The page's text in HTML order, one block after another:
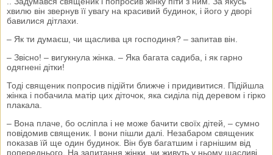
хвилю він звернув її увагу на красивий будинок, і його у дворі
бавилися дітлахи.
– Як ти думаєш, чи щаслива ця господиня? – запитав він.
– Звісно! – вигукнула жінка. – Яка багата садиба, і як гарно
одягнені дітки!
Тоді священик попросив підійти ближче і придивитися. Підійшла
жінка і побачила матір цих діточок, яка сиділа під деревом і гірко
плакала.
– Вона плаче, бо осліпла і не може бачити своїх дітей, – сумно
повідомив священик. І вони пішли далі. Незабаром священик
показав їй ще один будинок. Він був багатшим і гарнішим від
попереднього. На запитання жінки, чи живуть у ньому щасливі